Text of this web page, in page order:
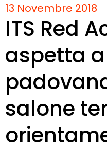
13 Novembre 2018
ITS Red
aspetta a
salone